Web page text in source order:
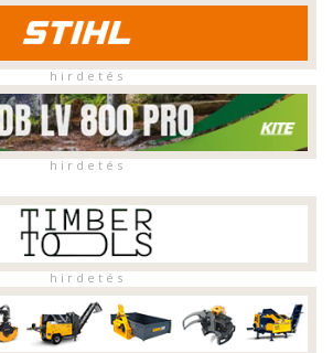
h i r d e t é s
h i r d e t é s
h i r d e t é s